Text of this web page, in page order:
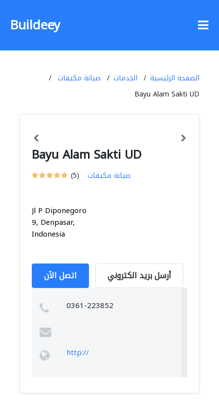
Buildeey
الصفحة الرئيسية الخدمات
صيانة مكيفات
Bayu Alam Sakti UD
Bayu Alam Sakti UD
(5) صيانة مكيفات
Jl P Diponegoro
9, Denpasar,
Indonesia
اتصل الآن أرسل بريد الكتروني
0361-223852
http://